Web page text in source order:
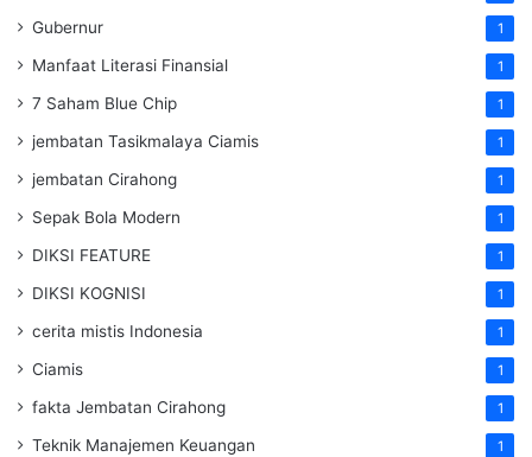
Gubernur 1
Manfaat Literasi Finansial 1
7 Saham Blue Chip 1
jembatan Tasikmalaya Ciamis 1
jembatan Cirahong 1
Sepak Bola Modern 1
DIKSI FEATURE 1
DIKSI KOGNISI 1
cerita mistis Indonesia 1
Ciamis 1
fakta Jembatan Cirahong 1
Teknik Manajemen Keuangan 1